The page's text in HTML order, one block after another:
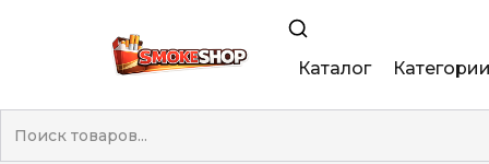
Каталог Категории